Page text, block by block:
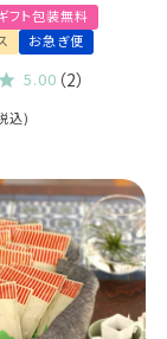
ンティー
パック
イボスティー
パック
カ・バリアラビ
フト包装無料
お急ぎ便
5.00 （2）
込